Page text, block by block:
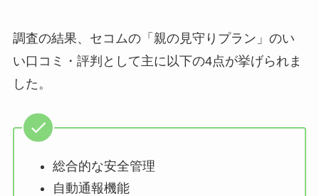
調査の結果、セコムの「親の見守りプラン」のい
い口コミ・評判として主に以下の4点が挙げられま
した。
総合的な安全管理
自動通報機能